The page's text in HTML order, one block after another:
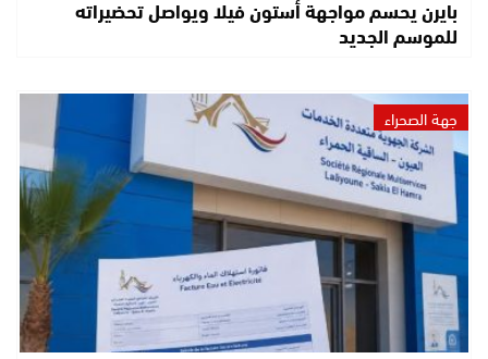
بايرن يحسم مواجهة أستون فيلا ويواصل تحضيراته
للموسم الجديد
جهة الصحراء